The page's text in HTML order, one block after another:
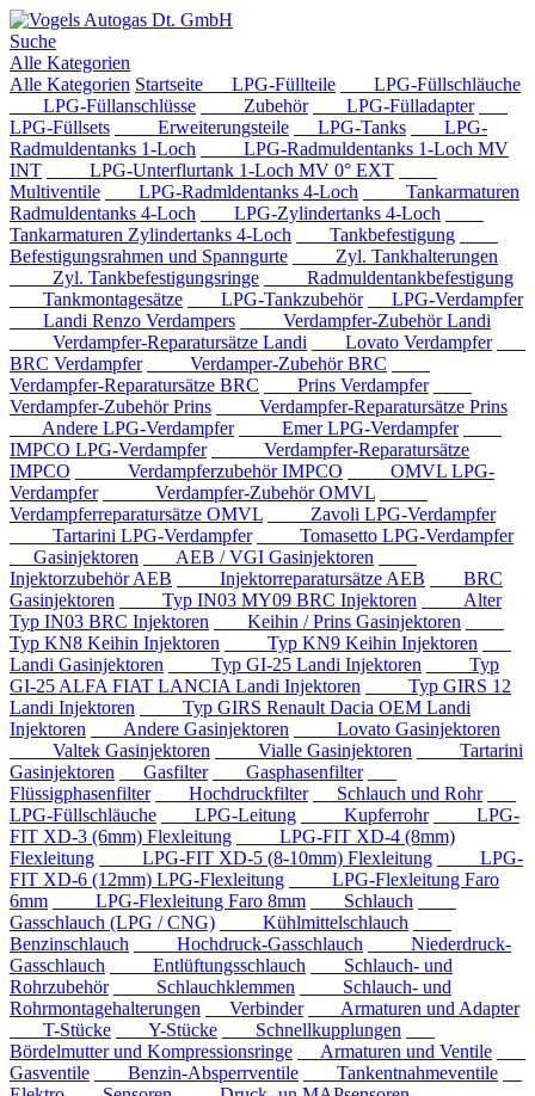
Suche
Alle Kategorien
Alle Kategorien Startseite LPG-Füllteile
LPG-Füllschläuche
LPG-Füllanschlüsse
Zubehör
LPG-Fülladapter
LPG-Füllsets
Erweiterungsteile LPG-Tanks
LPG-
Radmuldentanks 1-Loch
LPG-Radmuldentanks 1-Loch MV
INT
LPG-Unterflurtank 1-Loch MV 0° EXT
Multiventile
LPG-Radmldentanks 4-Loch
Tankarmaturen
Radmuldentanks 4-Loch
LPG-Zylindertanks 4-Loch
Tankarmaturen Zylindertanks 4-Loch
Tankbefestigung
Befestigungsrahmen und Spanngurte
Zyl. Tankhalterungen
Zyl. Tankbefestigungsringe
Radmuldentankbefestigung
Tankmontagesätze
LPG-Tankzubehör
LPG-Verdampfer
Landi Renzo Verdampers
Verdampfer-Zubehör Landi
Verdampfer-Reparatursätze Landi
Lovato Verdampfer
BRC Verdampfer
Verdamper-Zubehör BRC
Verdampfer-Reparatursätze BRC
Prins Verdampfer
Verdampfer-Zubehör Prins
Verdampfer-Reparatursätze Prins
Andere LPG-Verdampfer
Emer LPG-Verdampfer
IMPCO LPG-Verdampfer
Verdampfer-Reparatursätze
IMPCO
Verdampferzubehör IMPCO
OMVL LPG-
Verdampfer
Verdampfer-Zubehör OMVL
Verdampferreparatursätze OMVL
Zavoli LPG-Verdampfer
Tartarini LPG-Verdampfer
Tomasetto LPG-Verdampfer
Gasinjektoren
AEB / VGI Gasinjektoren
Injektorzubehör AEB
Injektorreparatursätze AEB
BRC
Gasinjektoren
Typ IN03 MY09 BRC Injektoren
Alter
Typ IN03 BRC Injektoren
Keihin / Prins Gasinjektoren
Typ KN8 Keihin Injektoren
Typ KN9 Keihin Injektoren
Landi Gasinjektoren
Typ GI-25 Landi Injektoren
Typ
GI-25 ALFA FIAT LANCIA Landi Injektoren
Typ GIRS 12
Landi Injektoren
Typ GIRS Renault Dacia OEM Landi
Injektoren
Andere Gasinjektoren
Lovato Gasinjektoren
Valtek Gasinjektoren
Vialle Gasinjektoren
Tartarini
Gasinjektoren
Gasfilter
Gasphasenfilter
Flüssigphasenfilter
Hochdruckfilter
Schlauch und Rohr
LPG-Füllschläuche
LPG-Leitung Kupferrohr
LPG-
FIT XD-3 (6mm) Flexleitung
LPG-FIT XD-4 (8mm)
Flexleitung
LPG-FIT XD-5 (8-10mm) Flexleitung
LPG-
FIT XD-6 (12mm) LPG-Flexleitung
LPG-Flexleitung Faro
6mm
LPG-Flexleitung Faro 8mm
Schlauch
Gasschlauch (LPG / CNG)
Kühlmittelschlauch
Benzinschlauch
Hochdruck-Gasschlauch
Niederdruck-
Gasschlauch
Entlüftungsschlauch
Schlauch- und
Rohrzubehör
Schlauchklemmen
Schlauch- und
Rohrmontagehalterungen
Verbinder
Armaturen und Adapter
T-Stücke
Y-Stücke
Schnellkupplungen
Bördelmutter und Kompressionsringe
Armaturen und Ventile
Gasventile
Benzin-Absperrventile
Tankentnahmeventile